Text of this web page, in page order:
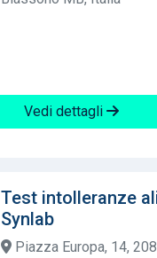
Vedi dettagli
Test intolleranze
Synlab
Piazza Europa, 14,